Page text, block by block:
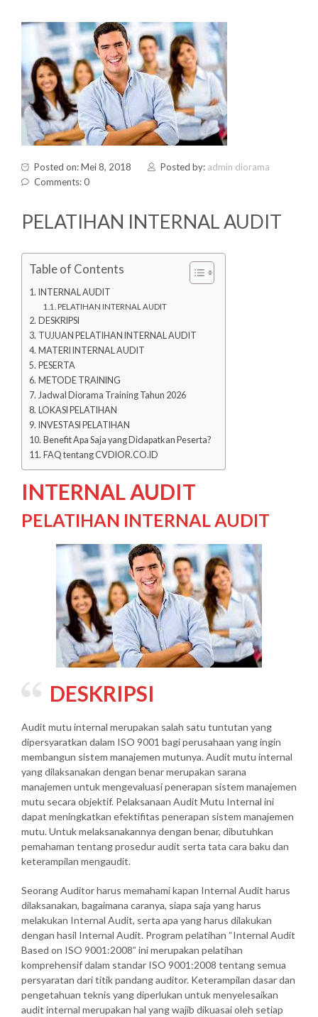
Posted on: Mei 8, 2018 Posted by: admin diorama
Comments: 0
PELATIHAN INTERNAL AUDIT
Table of Contents
INTERNAL AUDIT
PELATIHAN INTERNAL AUDIT
DESKRIPSI
TUJUAN PELATIHAN INTERNAL AUDIT
MATERI INTERNAL AUDIT
PESERTA
METODE TRAINING
Jadwal Diorama Training Tahun 2026
LOKASI PELATIHAN
INVESTASI PELATIHAN
Benefit Apa Saja yang Didapatkan Peserta?
FAQ tentang CVDIOR.CO.ID
INTERNAL AUDIT
PELATIHAN INTERNAL AUDIT
DESKRIPSI
Audit mutu internal merupakan salah satu tuntutan yang
dipersyaratkan dalam ISO 9001 bagi perusahaan yang ingin
membangun sistem manajemen mutunya. Audit mutu internal
yang dilaksanakan dengan benar merupakan sarana
manajemen untuk mengevaluasi penerapan sistem manajemen
mutu secara objektif. Pelaksanaan Audit Mutu Internal ini
dapat meningkatkan efektifitas penerapan sistem manajemen
mutu. Untuk melaksanakannya dengan benar, dibutuhkan
pemahaman tentang prosedur audit serta tata cara baku dan
keterampilan mengaudit.
Seorang Auditor harus memahami kapan Internal Audit harus
dilaksanakan, bagaimana caranya, siapa saja yang harus
melakukan Internal Audit, serta apa yang harus dilakukan
dengan hasil Internal Audit. Program pelatihan “Internal Audit
Based on ISO 9001:2008” ini merupakan pelatihan
komprehensif dalam standar ISO 9001:2008 tentang semua
persyaratan dari titik pandang auditor. Keterampilan dasar dan
pengetahuan teknis yang diperlukan untuk menyelesaikan
audit internal merupakan hal yang wajib dikuasai oleh setiap